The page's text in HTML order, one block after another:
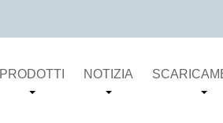
PRODOTTI NOTIZIA